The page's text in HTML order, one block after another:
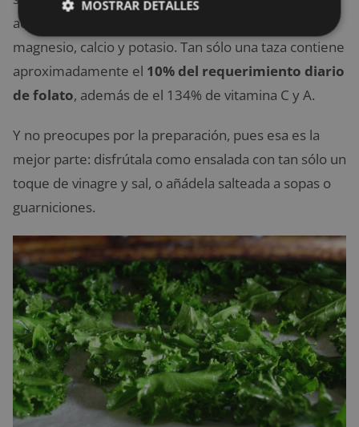
además cuenta con inmensas cantidades de
magnesio, calcio y potasio. Tan sólo una taza contiene
aproximadamente el 10% del requerimiento diario
de folato, además de el 134% de vitamina C y A.
Y no preocupes por la preparación, pues esa es la
mejor parte: disfrútala como ensalada con tan sólo un
toque de vinagre y sal, o añádela salteada a sopas o
guarniciones.
MOSTRAR DETALLES